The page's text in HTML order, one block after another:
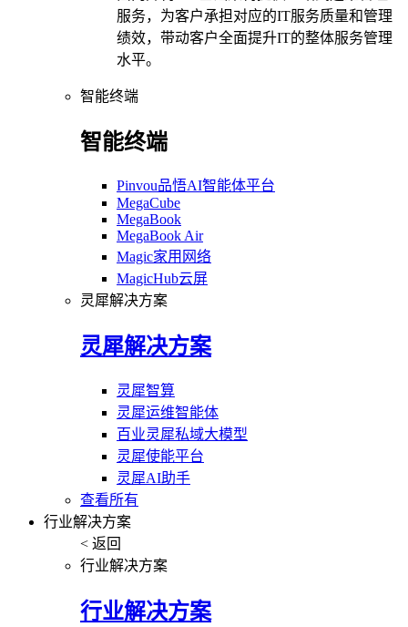
服务，为客户承担对应的IT服务质量和管理
绩效，带动客户全面提升IT的整体服务管理
水平。
智能终端
智能终端
Pinvou品悟AI智能体平台
MegaCube
MegaBook
MegaBook Air
Magic家用网络
MagicHub云屏
灵犀解决方案
灵犀解决方案
灵犀智算
灵犀运维智能体
百业灵犀私域大模型
灵犀使能平台
灵犀AI助手
查看所有
行业解决方案
< 返回
行业解决方案
行业解决方案